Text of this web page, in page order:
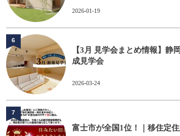
2026-01-19
【3月 見学会まとめ情報】
成見学会
2026-03-24
6
富士市が全国1位！｜移住定
7